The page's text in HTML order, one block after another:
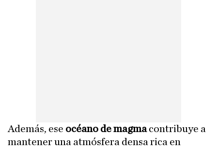
Además, ese océano de magmacontribuye a
mantener una atmósfera densa rica en